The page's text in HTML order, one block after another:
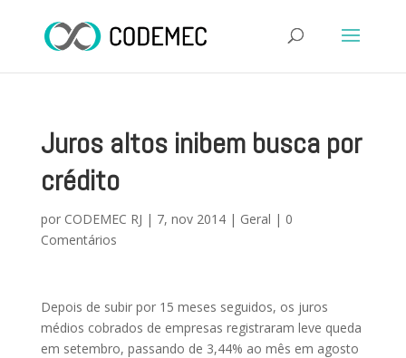
Juros altos inibem busca por
crédito
por CODEMEC RJ | 7, nov 2014| Geral | 0
Comentários
Depois de subir por 15 meses seguidos, os juros
médios cobrados de empresas registraram leve queda
em setembro, passando de 3,44% ao mês em agosto